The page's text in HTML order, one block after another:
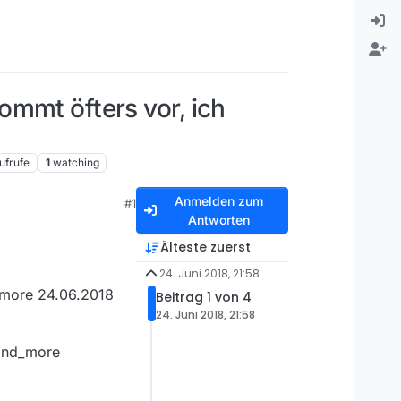
öfters vor, ich
1 watching
#1
24.06.2018
Anmelden zum
Antworten
Älteste zuerst
24. Juni 2018, 21:58
Beitrag 1 von 4
24. Juni 2018, 21:58